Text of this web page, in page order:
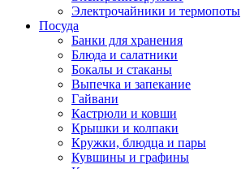
Электрочайники и термопоты
Посуда
Банки для хранения
Блюда и салатники
Бокалы и стаканы
Выпечка и запекание
Гайвани
Кастрюли и ковши
Крышки и колпаки
Кружки, блюдца и пары
Кувшины и графины